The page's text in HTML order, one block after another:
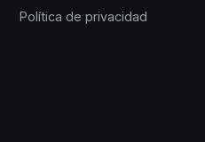
Política de privacidad